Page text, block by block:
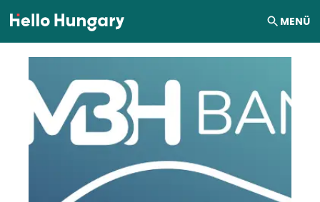
Ugrás a tartalomhoz MENÜ